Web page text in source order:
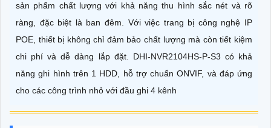
sản phẩm chất lượng với khả năng thu hình sắc nét và rõ
ràng, đặc biệt là ban đêm. Với việc trang bị công nghệ IP
POE, thiết bị không chỉ đảm bảo chất lượng mà còn tiết kiệm
chi phí và dễ dàng lắp đặt. DHI-NVR2104HS-P-S3 có khả
năng ghi hình trên 1 HDD, hỗ trợ chuẩn ONVIF, và đáp ứng
cho các công trình nhỏ với đầu ghi 4 kênh